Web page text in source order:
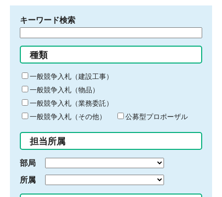
キーワード検索
る
キ
ー
ワ
ー
ド
入
力
種類
一般競争入札（建設工事）
一般競争入札（物品）
一般競争入札（業務委託）
一般競争入札（その他）
公募型プロポーザル
担当所属
部局
所属